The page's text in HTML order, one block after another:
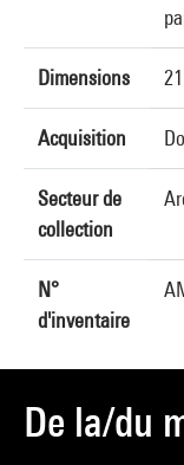
Dimensions
Acquisition
Secteur de
collection
N°
d'inventaire
De la/du